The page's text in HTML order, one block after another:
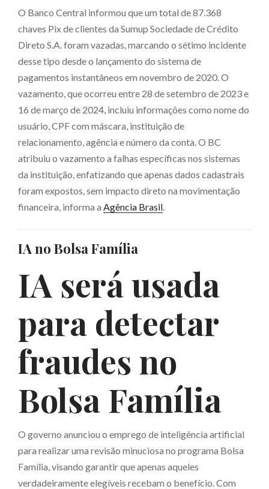
O Banco Central informou que um total de 87.368
chaves Pix de clientes da Sumup Sociedade de Crédito
Direto S.A. foram vazadas, marcando o sétimo incidente
desse tipo desde o lançamento do sistema de
pagamentos instantâneos em novembro de 2020. O
vazamento, que ocorreu entre 28 de setembro de 2023 e
16 de março de 2024, incluiu informações como nome do
usuário, CPF com máscara, instituição de
relacionamento, agência e número da conta. O BC
atribuiu o vazamento a falhas específicas nos sistemas
da instituição, enfatizando que apenas dados cadastrais
foram expostos, sem impacto direto na movimentação
financeira, informa a Agência Brasil
IA no Bolsa Família
IA será usada
para detectar
fraudes no
Bolsa Família
O governo anunciou o emprego de inteligência artificial
para realizar uma revisão minuciosa no programa Bolsa
Família, visando garantir que apenas aqueles
verdadeiramente elegíveis recebam o benefício. Com